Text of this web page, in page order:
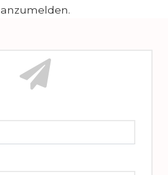
anzumelden.